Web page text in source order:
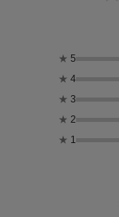
★ 5
★ 4
★ 3
★ 2
★ 1